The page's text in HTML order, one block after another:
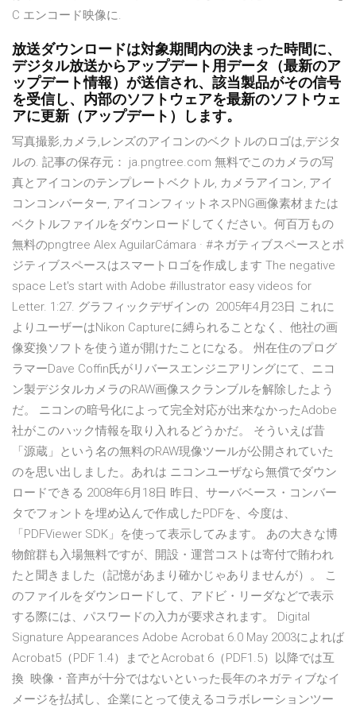
C エンコード映像に.
放送ダウンロードは対象期間内の決まった時間に、
デジタル放送からアップデート用データ（最新のア
ップデート情報）が送信され、該当製品がその信号
を受信し、内部のソフトウェアを最新のソフトウェ
アに更新（アップデート）します。
写真撮影,カメラ,レンズのアイコンのベクトルのロゴは,デジタ
ルの. 記事の保存元： ja.pngtree.com 無料でこのカメラの写
真とアイコンのテンプレートベクトル, カメラアイコン, アイ
コンコンバーター, アイコンフィットネスPNG画像素材または
ベクトルファイルをダウンロードしてください。何百万もの
無料のpngtree Alex AguilarCámara · #ネガティブスペースとポ
ジティブスペースはスマートロゴを作成します The negative
space Let's start with Adobe #illustrator easy videos for
Letter. 1:27. グラフィックデザインの 2005年4月23日 これに
よりユーザーはNikon Captureに縛られることなく、他社の画
像変換ソフトを使う道が開けたことになる。 州在住のプログ
ラマーDave Coffin氏がリバースエンジニアリングにて、ニコ
ン製デジタルカメラのRAW画像スクランブルを解除したよう
だ。 ニコンの暗号化によって完全対応が出来なかったAdobe
社がこのハック情報を取り入れるどうかだ。 そういえば昔
「源蔵」という名の無料のRAW現像ツールが公開されていた
のを思い出しました。あれは ニコンユーザなら無償でダウン
ロードできる 2008年6月18日 昨日、サーバベース・コンバー
タでフォントを埋め込んで作成したPDFを、今度は、
「PDFViewer SDK」を使って表示してみます。 あの大きな博
物館群も入場無料ですが、開設・運営コストは寄付で賄われ
たと聞きました（記憶があまり確かじゃありませんが）。 こ
のファイルをダウンロードして、アドビ・リーダなどで表示
する際には、パスワードの入力が要求されます。 Digital
Signature Appearances Adobe Acrobat 6.0 May 2003によれば
Acrobat5（PDF 1.4）までとAcrobat 6（PDF1.5）以降では互
換 映像・音声が十分ではないといった長年のネガティブなイ
メージを払拭し、企業にとって使えるコラボレーションツー